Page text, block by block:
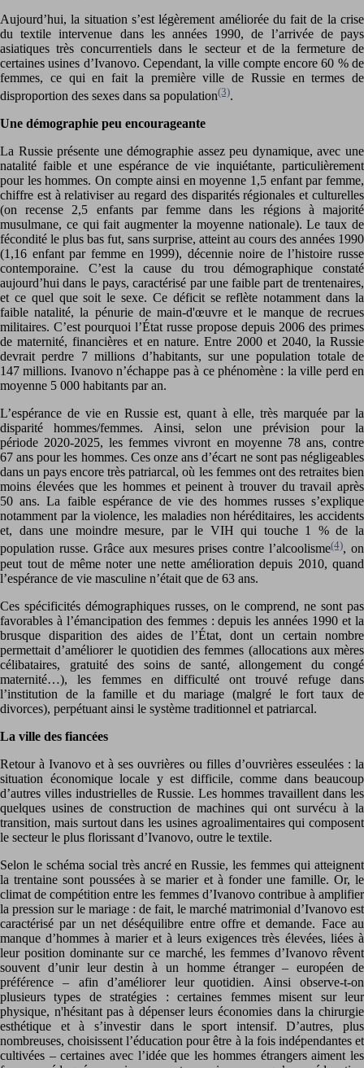
Aujourd’hui, la situation s’est légèrement améliorée du fait de la crise
du textile intervenue dans les années 1990, de l’arrivée de pays
asiatiques très concurrentiels dans le secteur et de la fermeture de
certaines usines d’Ivanovo. Cependant, la ville compte encore 60 % de
femmes, ce qui en fait la première ville de Russie en termes de
disproportion des sexes dans sa population(3).
Une démographie peu encourageante
La Russie présente une démographie assez peu dynamique, avec une
natalité faible et une espérance de vie inquiétante, particulièrement
pour les hommes. On compte ainsi en moyenne 1,5 enfant par femme,
chiffre est à relativiser au regard des disparités régionales et culturelles
(on recense 2,5 enfants par femme dans les régions à majorité
musulmane, ce qui fait augmenter la moyenne nationale). Le taux de
fécondité le plus bas fut, sans surprise, atteint au cours des années 1990
(1,16 enfant par femme en 1999), décennie noire de l’histoire russe
contemporaine. C’est la cause du trou démographique constaté
aujourd’hui dans le pays, caractérisé par une faible part de trentenaires,
et ce quel que soit le sexe. Ce déficit se reflète notamment dans la
faible natalité, la pénurie de main-d'œuvre et le manque de recrues
militaires. C’est pourquoi l’État russe propose depuis 2006 des primes
de maternité, financières et en nature. Entre 2000 et 2040, la Russie
devrait perdre 7 millions d’habitants, sur une population totale de
147 millions. Ivanovo n’échappe pas à ce phénomène : la ville perd en
moyenne 5 000 habitants par an.
L’espérance de vie en Russie est, quant à elle, très marquée par la
disparité hommes/femmes. Ainsi, selon une prévision pour la
période 2020-2025, les femmes vivront en moyenne 78 ans, contre
67 ans pour les hommes. Ces onze ans d’écart ne sont pas négligeables
dans un pays encore très patriarcal, où les femmes ont des retraites bien
moins élevées que les hommes et peinent à trouver du travail après
50 ans. La faible espérance de vie des hommes russes s’explique
notamment par la violence, les maladies non héréditaires, les accidents
et, dans une moindre mesure, par le VIH qui touche 1 % de la
population russe. Grâce aux mesures prises contre l’alcoolisme(4), on
peut tout de même noter une nette amélioration depuis 2010, quand
l’espérance de vie masculine n’était que de 63 ans.
Ces spécificités démographiques russes, on le comprend, ne sont pas
favorables à l’émancipation des femmes : depuis les années 1990 et la
brusque disparition des aides de l’État, dont un certain nombre
permettait d’améliorer le quotidien des femmes (allocations aux mères
célibataires, gratuité des soins de santé, allongement du congé
maternité…), les femmes en difficulté ont trouvé refuge dans
l’institution de la famille et du mariage (malgré le fort taux de
divorces), perpétuant ainsi le système traditionnel et patriarcal.
La ville des fiancées
Retour à Ivanovo et à ses ouvrières ou filles d’ouvrières esseulées : la
situation économique locale y est difficile, comme dans beaucoup
d’autres villes industrielles de Russie. Les hommes travaillent dans les
quelques usines de construction de machines qui ont survécu à la
transition, mais surtout dans les usines agroalimentaires qui composent
le secteur le plus florissant d’Ivanovo, outre le textile.
Selon le schéma social très ancré en Russie, les femmes qui atteignent
la trentaine sont poussées à se marier et à fonder une famille. Or, le
climat de compétition entre les femmes d’Ivanovo contribue à amplifier
la pression sur le mariage : de fait, le marché matrimonial d’Ivanovo est
caractérisé par un net déséquilibre entre offre et demande. Face au
manque d’hommes à marier et à leurs exigences très élevées, liées à
leur position dominante sur ce marché, les femmes d’Ivanovo rêvent
souvent d’unir leur destin à un homme étranger – européen de
préférence – afin d’améliorer leur quotidien. Ainsi observe-t-on
plusieurs types de stratégies : certaines femmes misent sur leur
physique, n'hésitant pas à dépenser leurs économies dans la chirurgie
esthétique et à s’investir dans le sport intensif. D’autres, plus
nombreuses, choisissent l’éducation pour être à la fois indépendantes et
cultivées – certaines avec l’idée que les hommes étrangers aiment les